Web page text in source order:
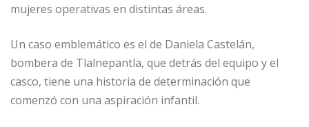
mujeres operativas en distintas áreas.
Un caso emblemático es el de Daniela Castelán,
bombera de Tlalnepantla, que detrás del equipo y el
casco, tiene una historia de determinación que
comenzó con una aspiración infantil.